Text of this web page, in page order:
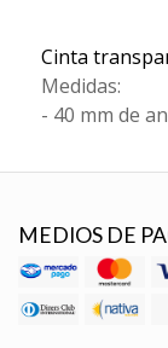
Cinta
Medidas:
- 40 mm de
MEDIOS DE